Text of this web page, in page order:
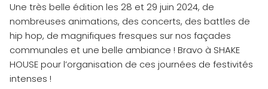
Une très belle édition les 28 et 29 juin 2024, de
nombreuses animations, des concerts, des battles de
hip hop, de magnifiques fresques sur nos façades
communales et une belle ambiance ! Bravo à SHAKE
HOUSE pour l’organisation de ces journées de festivités
intenses !